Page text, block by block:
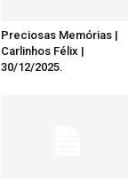
Preciosas Memórias |
Carlinhos Félix |
30/12/2025.